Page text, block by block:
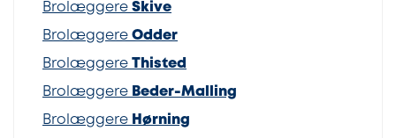
Brolæggere Skive
Brolæggere Odder
Brolæggere Thisted
Brolæggere Beder-Malling
Brolæggere Hørning